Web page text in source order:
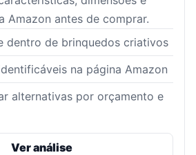
Amazon antes de comprar.
dentro de brinquedos criativos
na página Amazon
alternativas por orçamento e
Ver análise